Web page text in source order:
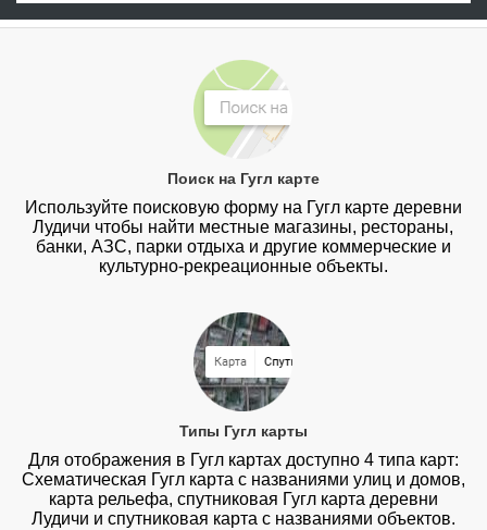
Поиск на Гугл карте
Используйте поисковую форму на Гугл карте деревни
Лудичи чтобы найти местные магазины, рестораны,
банки, АЗС, парки отдыха и другие коммерческие и
культурно-рекреационные объекты.
Типы Гугл карты
Для отображения в Гугл картах доступно 4 типа карт:
Схематическая Гугл карта с названиями улиц и домов,
карта рельефа, спутниковая Гугл карта деревни
Лудичи и спутниковая карта с названиями объектов.